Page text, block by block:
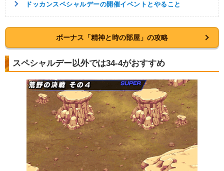
ドッカンスペシャルデーの開催イベントとやること
ボーナス「精神と時の部屋」の攻略
スペシャルデー以外では34-4がおすすめ